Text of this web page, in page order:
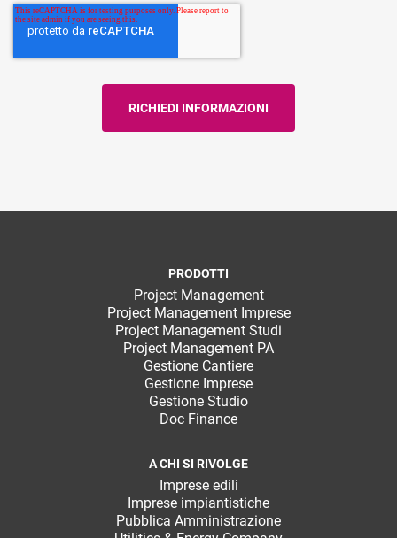
PRODOTTI
Project Management
Project Management Imprese
Project Management Studi
Project Management PA
Gestione Cantiere
Gestione Imprese
Gestione Studio
Doc Finance
A CHI SI RIVOLGE
Imprese edili
Imprese impiantistiche
Pubblica Amministrazione